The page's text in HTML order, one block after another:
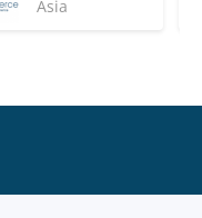
Asia